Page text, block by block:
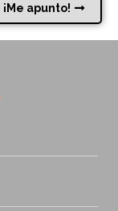
¡Me apunto!